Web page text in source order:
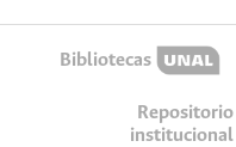
Bibliotecas
Repositorio
institucional